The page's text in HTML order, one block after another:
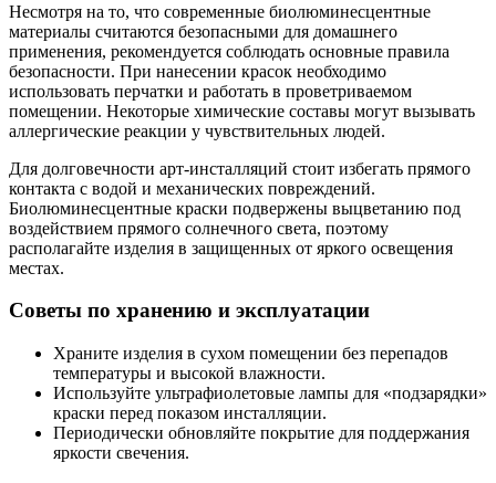
Несмотря на то, что современные биолюминесцентные
материалы считаются безопасными для домашнего
применения, рекомендуется соблюдать основные правила
безопасности. При нанесении красок необходимо
использовать перчатки и работать в проветриваемом
помещении. Некоторые химические составы могут вызывать
аллергические реакции у чувствительных людей.
Для долговечности арт-инсталляций стоит избегать прямого
контакта с водой и механических повреждений.
Биолюминесцентные краски подвержены выцветанию под
воздействием прямого солнечного света, поэтому
располагайте изделия в защищенных от яркого освещения
местах.
Советы по хранению и эксплуатации
Храните изделия в сухом помещении без перепадов
температуры и высокой влажности.
Используйте ультрафиолетовые лампы для «подзарядки»
краски перед показом инсталляции.
Периодически обновляйте покрытие для поддержания
яркости свечения.